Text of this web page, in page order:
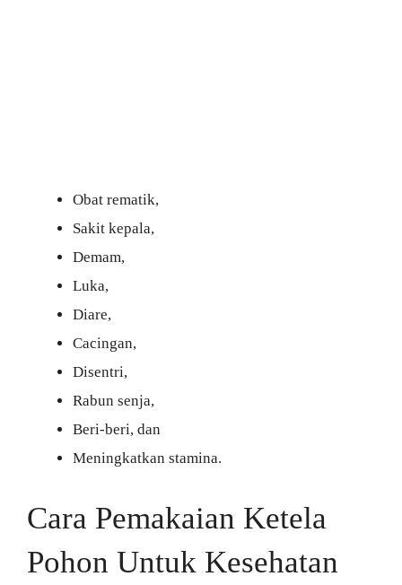
Obat rematik,
Sakit kepala,
Demam,
Luka,
Diare,
Cacingan,
Disentri,
Rabun senja,
Beri-beri, dan
Meningkatkan stamina.
Cara Pemakaian Ketela
Pohon Untuk Kesehatan